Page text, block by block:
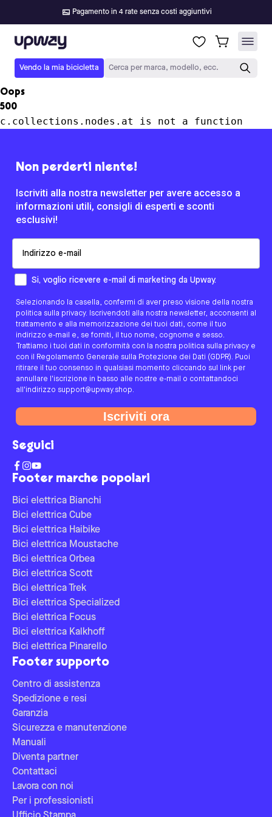
Pagamento in 4 rate senza costi aggiuntivi
Upway
Vendo la mia bicicletta Cerca per marca, modello, ecc.
Oops
500
c.collections.nodes.at is not a function
Footer marche popolari
Bici elettrica Bianchi
Bici elettrica Cube
Bici elettrica Haibike
Bici elettrica Moustache
Bici elettrica Orbea
Bici elettrica Scott
Bici elettrica Trek
Bici elettrica Specialized
Bici elettrica Focus
Bici elettrica Kalkhoff
Bici elettrica Pinarello
Footer supporto
Centro di assistenza
Spedizione e resi
Garanzia
Sicurezza e manutenzione
Manuali
Diventa partner
Contattaci
Lavora con noi
Per i professionisti
Non perderti niente!
Iscriviti alla nostra newsletter per avere accesso a
informazioni utili, consigli di esperti e sconti
esclusivi!
Come preferisci essere contattato/a?
Si, voglio ricevere e-mail di marketing da Upway.
Selezionando la casella, confermi di aver preso visione della nostra
politica sulla privacy. Iscrivendoti alla nostra newsletter, acconsenti al
trattamento e alla memorizzazione dei tuoi dati, come il tuo
indirizzo e-mail e, se forniti, il tuo nome, cognome e sesso.
Trattiamo i tuoi dati in conformità con la nostra politica sulla privacy e
con il Regolamento Generale sulla Protezione dei Dati (GDPR). Puoi
ritirare il tuo consenso in qualsiasi momento cliccando sul link per
annullare l'iscrizione in basso alle nostre e-mail o contattandoci
all'indirizzo support@upway.shop.
Iscriviti ora
Seguici